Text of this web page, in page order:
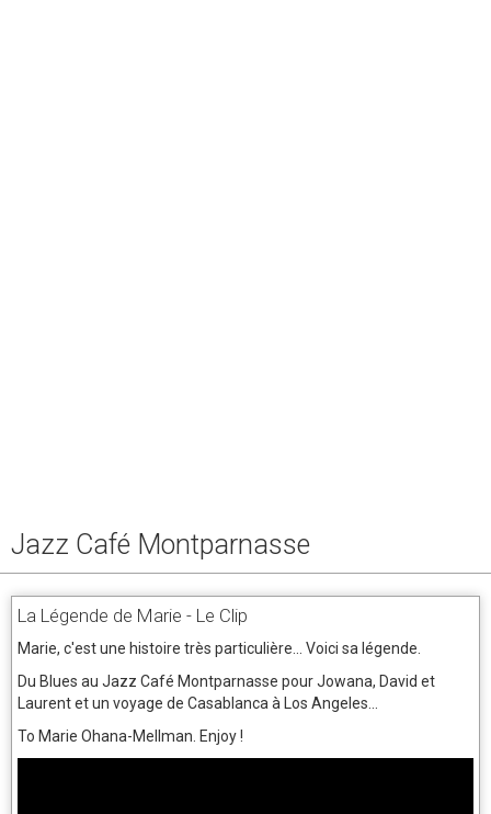
Jazz Café Montparnasse
La Légende de Marie - Le Clip
Marie, c'est une histoire très particulière... Voici sa légende.
Du Blues au Jazz Café Montparnasse pour Jowana, David et
Laurent et un voyage de Casablanca à Los Angeles...
To Marie Ohana-Mellman. Enjoy !